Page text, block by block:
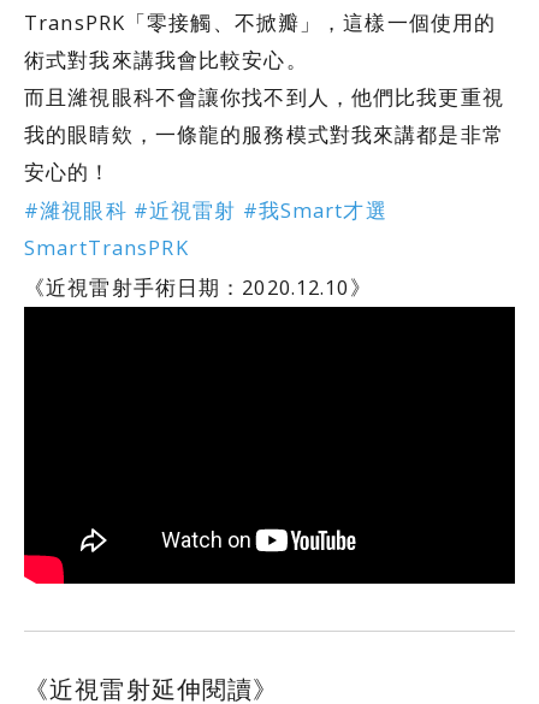
TransPRK「零接觸、不掀瓣」，這樣一個使用的
術式對我來講我會比較安心。
而且濰視眼科不會讓你找不到人，他們比我更重視
我的眼睛欸，一條龍的服務模式對我來講都是非常
安心的！
#濰視眼科 #近視雷射 #我Smart才選
SmartTransPRK
《近視雷射手術日期：2020.12.10》
《近視雷射延伸閱讀》